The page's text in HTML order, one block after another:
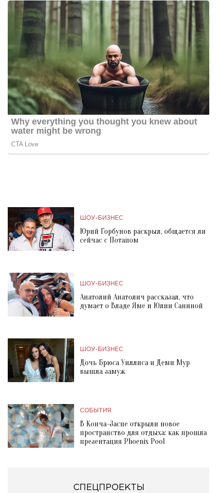
ШОУ-БИЗНЕС
Юрий Горбунов раскрыл, общается ли
сейчас с Потапом
ШОУ-БИЗНЕС
Анатолий Анатолич рассказал, что
думает о Владе Яме и Юлии Саниной
ШОУ-БИЗНЕС
Дочь Брюса Уиллиса и Деми Мур
вышла замуж
СОБЫТИЯ
В Конча-Заспе открыли новое
пространство для отдыха: как прошла
презентация Phoenix Pool
СПЕЦПРОЕКТЫ